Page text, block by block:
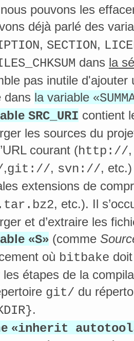
pouvons les
déjà parlé des
, SECTION,
dans la
pas inutile d'ajouter
dans la variable «
SRC_URI contient
les sources du
courant (http://
,git://, svn://,
extensions de
, etc.). Il
et d’extraire les
«S» (comme
où bitbake
les étapes de la
git/ du
.
«inherit